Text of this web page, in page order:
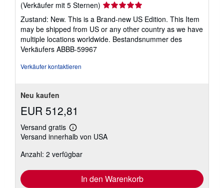
(Verkäufer mit 5 Sternen) Verkäuferbewertung
von
5
Sternen
Zustand: New. This is a Brand-new US Edition. This Item
may be shipped from US or any other country as we have
multiple locations worldwide. Bestandsnummer des
Verkäufers ABBB-59967
Verkäufer kontaktieren
Neu kaufen
EUR 512,81
Versand gratis
Weitere
Informationen
Versandkosten
Versand innerhalb von USA
Anzahl: 2 verfügbar
In den Warenkorb